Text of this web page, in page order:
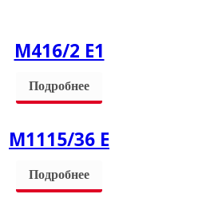
M416/2 Е1
Подробнее
М1115/36 Е
Подробнее